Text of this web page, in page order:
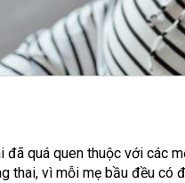
đã quá quen thuộc với các
thai, vì mỗi mẹ bầu đều